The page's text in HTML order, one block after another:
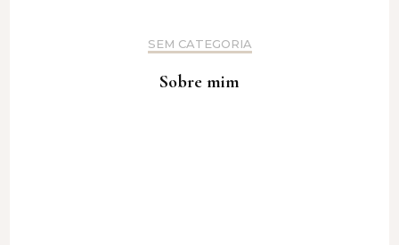
SEM CATEGORIA
Sobre mim